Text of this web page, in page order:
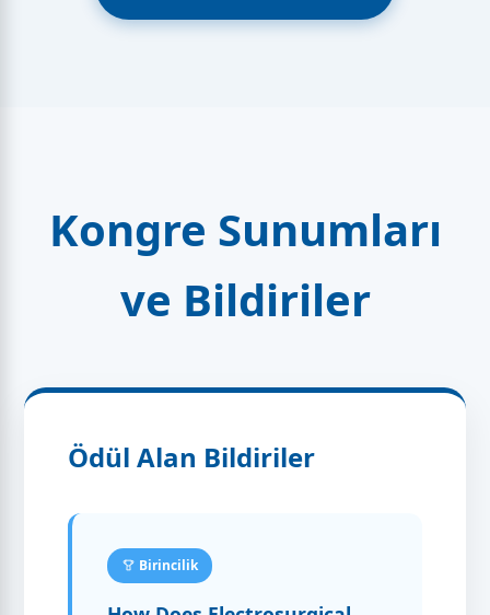
Kongre Sunumları
ve Bildiriler
Ödül Alan Bildiriler
Birincilik